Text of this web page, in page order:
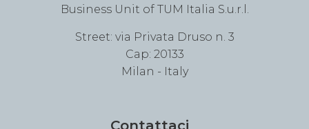
Business Unit of TUM Italia S.u.r.l.
Street: via Privata Druso n. 3
Cap: 20133
Milan - Italy
Contattaci